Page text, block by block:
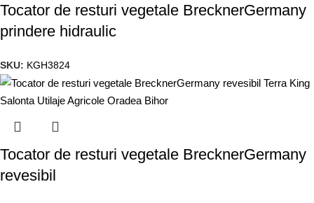
Tocator de resturi vegetale BrecknerGermany
prindere hidraulic
SKU: KGH3824
Tocator de resturi vegetale BrecknerGermany
revesibil